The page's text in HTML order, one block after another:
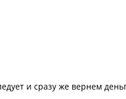
и сразу же вернем